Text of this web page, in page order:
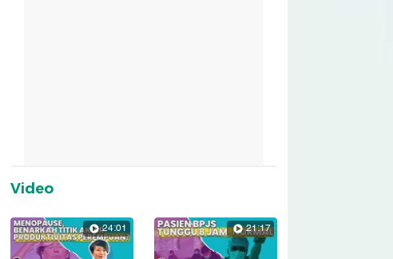
Video
24:01 21:17